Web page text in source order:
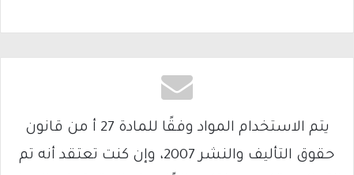
يتم الاستخدام المواد وفقًا للمادة 27 أ من قانون
حقوق التأليف والنشر 2007، وإن كنت تعتقد أنه تم